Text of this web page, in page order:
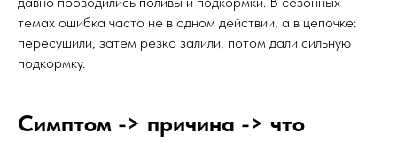
темах ошибка часто не в одном действии, а в цепочке:
пересушили, затем резко залили, потом дали сильную
подкормку.
Симптом -> причина -> что